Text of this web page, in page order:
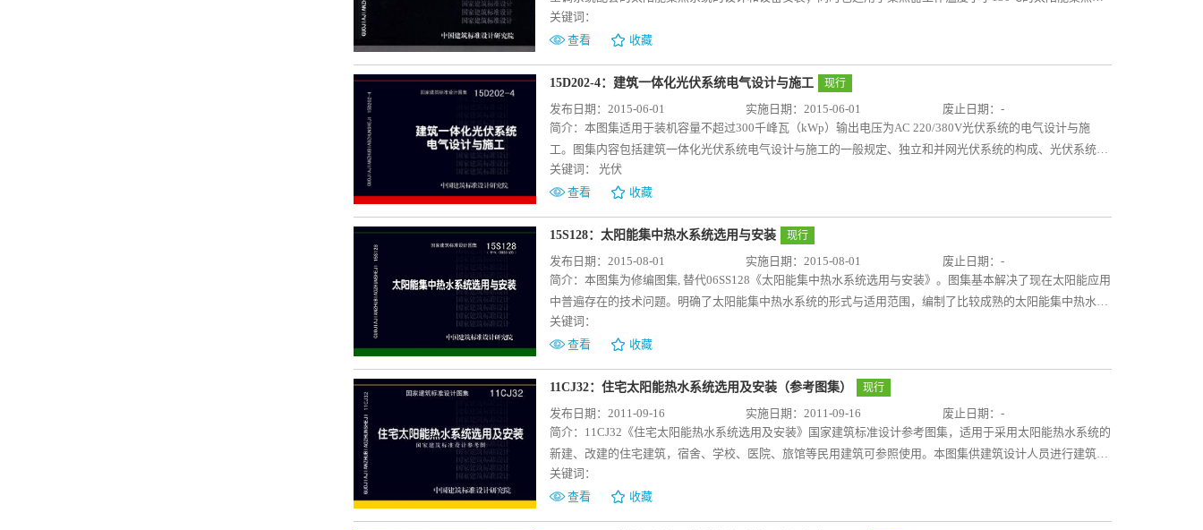
统。主要内容包括几种典型的太阳能生活热水供应、采暖或空调系统形式，以及对应的系统控制原理；典型示
例；太阳能集热器以及贮热水箱的产品技术资料；太阳能集热器的安装详图及附表。本图集给出的附表具有一
定的实用价值，难以在国内相关的技术资料中查询得到。
关键词：
查看
收藏
15D202-4：建筑一体化光伏系统电气设计与施工 现行
发布日期：2015-06-01 实施日期：2015-06-01
废止日期：-
简介： 本图集适用于装机容量不超过300千峰瓦（kWp）输出电压为AC 220/380V光伏系统的电气设计与施
工。图集内容包括建筑一体化光伏系统电气设计与施工的一般规定、独立和并网光伏系统的构成、光伏系统设
计方案及案例、光伏系统主要设备的选用、布置及安装；光伏系统线路敷设及选用；相关技术资料。本图集主
要突出建筑一体化光伏系统电气设计与施工的特点和难点，可指导光伏系统电气工程的设计、施工、监理和验
收。
关键词： 光伏
查看
收藏
15S128：太阳能集中热水系统选用与安装 现行
发布日期：2015-08-01 实施日期：2015-08-01
废止日期：-
简介： 本图集为修编图集, 替代06SS128《太阳能集中热水系统选用与安装》。图集基本解决了现在太阳能应用
中普遍存在的技术问题。明确了太阳能集中热水系统的形式与适用范围，编制了比较成熟的太阳能集中热水系
统示意图，并配以控制要求，对于更好地贯彻节能方针、引导和规范太阳能技术的推广和应用，将起到积极作
用。图集技术指导部分，设计人员可根据工程的实际情况参考使用，施工详图部分设计人员可直接选用，施工
人员可直接按图施工。图集适用于新建、改建、扩建的民用与工业建筑中常用太阳能生活热水系统的选用与太
阳能生活热水系统中集热系统的设计与安装；图集不适用于贮热水箱容量小于600升的太阳能热水器的选用与
安装,贮热水箱容量小于600升的太阳能热水器的选用与安装详见08S126《热水器选用及安装》。 主要内容包括
太阳能集中热水系统的形式与适用范围；常用太阳能集中热水系统示意图和控制要求；太阳能集热器的技术要
求、连接和安装详图；特殊配件的安装详图；建筑做法；辅助热源的设置原则等。
关键词：
查看
收藏
11CJ32：住宅太阳能热水系统选用及安装（参考图集） 现行
发布日期：2011-09-16 实施日期：2011-09-16
废止日期：-
简介： 11CJ32《住宅太阳能热水系统选用及安装》国家建筑标准设计参考图集，适用于采用太阳能热水系统的
新建、改建的住宅建筑，宿舍、学校、医院、旅馆等民用建筑可参照使用。本图集供建筑设计人员进行建筑设
计和太阳能热水系统设计时选用，同时可供施工单位在建筑上安装太阳能热水系统时使用。 本图集依据国
家标准和以皇明太阳能股份有限公司的产品及工程实践为基础编制。主要内容包括安装在屋面、阳台和墙面的
整体式太阳能热水器，集中集热、集中贮水，集中集热、分散贮水，分散集热、分散贮水，强制循环和自然循
关键词：
查看
收藏